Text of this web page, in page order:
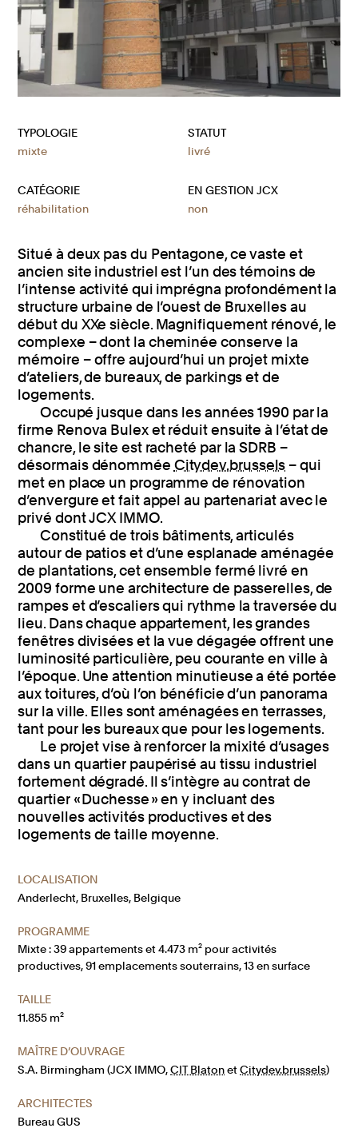
TYPOLOGIE
mixte
STATUT
livré
CATÉGORIE
réhabilitation
EN GESTION JCX
non
Situé à deux pas du Pentagone, ce vaste et
ancien site industriel est l’un des témoins de
l’intense activité qui imprégna profondément la
structure urbaine de l’ouest de Bruxelles au
début du XXe siècle. Magnifiquement rénové, le
complexe – dont la cheminée conserve la
mémoire – offre aujourd’hui un projet mixte
d’ateliers, de bureaux, de parkings et de
logements.
Occupé jusque dans les années 1990 par la
firme Renova Bulex et réduit ensuite à l’état de
chancre, le site est racheté par la SDRB –
désormais dénommée Citydev.brussels– qui
met en place un programme de rénovation
d’envergure et fait appel au partenariat avec le
privé dont JCX IMMO.
Constitué de trois bâtiments, articulés
autour de patios et d’une esplanade aménagée
de plantations, cet ensemble fermé livré en
2009 forme une architecture de passerelles, de
rampes et d’escaliers qui rythme la traversée du
lieu. Dans chaque appartement, les grandes
fenêtres divisées et la vue dégagée offrent une
luminosité particulière, peu courante en ville à
l’époque. Une attention minutieuse a été portée
aux toitures, d’où l’on bénéficie d’un panorama
sur la ville. Elles sont aménagées en terrasses,
tant pour les bureaux que pour les logements.
Le projet vise à renforcer la mixité d’usages
dans un quartier paupérisé au tissu industriel
fortement dégradé. Il s’intègre au contrat de
quartier « Duchesse » en y incluant des
nouvelles activités productives et des
logements de taille moyenne.
LOCALISATION
Anderlecht, Bruxelles, Belgique
PROGRAMME
Mixte : 39 appartements et 4.473 m² pour activités
productives, 91 emplacements souterrains, 13 en surface
TAILLE
11.855 m²
MAÎTRE D’OUVRAGE
S.A. Birmingham (JCX IMMO,CIT BlatonetCitydev.brussels)
ARCHITECTES
Bureau GUS